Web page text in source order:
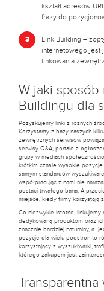
kształt adresów
frazy do
Link Building –
internetowego jest
linkowania
W jaki sposób
Buildingu dla
Pozyskujemy linki z różnych
Korzystamy z bazy naszych
zewnętrznych serwisów
serwisy Q&A, portale z
grupy w mediach
krótkim czasie wysokie
samym standardów
współpracując z nami nie
postaci trwałego bana. A
miejsce, kiedy firmy korzystają
Co niezwykle istotne,
dedykowaną produktom oraz
znacznie bardziej naturalny, a
pozycje dla wielu podstron to
korzystający z wyszukiwarki,
którego zakupem jest
Transparentna